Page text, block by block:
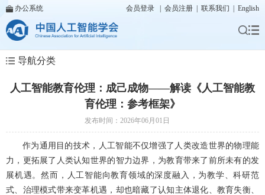
办公系统 会员登录 会员注册 联系我们 English
导航分类
人工智能教育伦理：成己成物——解读《人工智能教
育伦理：参考框架》
发布时间：2026年06月01日
作为通用目的技术，人工智能不仅增强了人类改造世界的物理能
力，更拓展了人类认知世界的智力边界，为教育带来了前所未有的发
展机遇。然而，人工智能向教育领域的深度融入，为教学、科研范
式、治理模式带来变革机遇，却也暗藏了认知主体退化、教育失衡、